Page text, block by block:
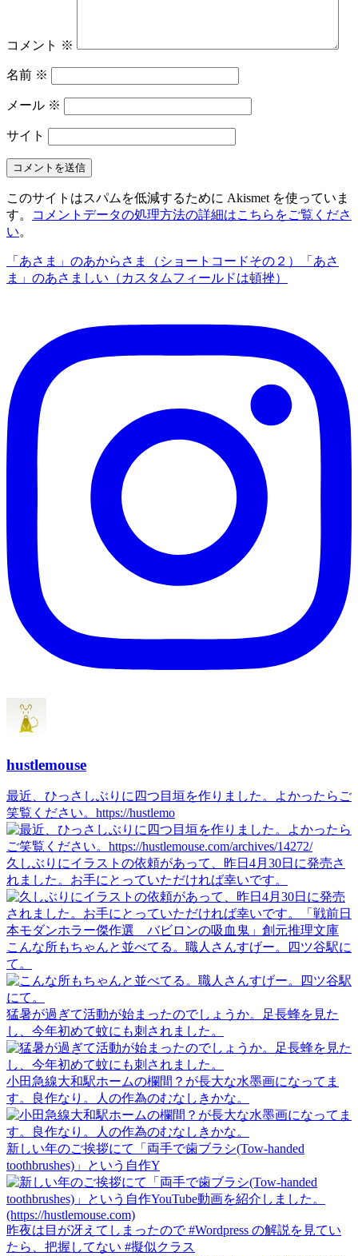
コメント ※
名前 ※
メール ※
サイト
このサイトはスパムを低減するために Akismet を使っていま
す。
コメントデータの処理方法の詳細はこちらをご覧くださ
い。
「あさま」のあからさま（ショートコードその２）
「あさ
ま」のあさましい（カスタムフィールドは頓挫）
hustlemouse
最近、ひっさしぶりに四つ目垣を作りました。よかったらご
笑覧ください。https://hustlemo
久しぶりにイラストの依頼があって、昨日4月30日に発売さ
れました。お手にとっていただければ幸いです。
こんな所もちゃんと並べてる。職人さんすげー。四ツ谷駅に
て。
猛暑が過ぎて活動が始まったのでしょうか。足長蜂を見た
し、今年初めて蚊にも刺されました。
小田急線大和駅ホームの欄間？が長大な水墨画になってま
す。良作なり。人の作為のむなしきかな。
新しい年のご挨拶にて「両手で歯ブラシ(Tow-handed
toothbrushes)」という自作Y
昨夜は目が冴えてしまったので #Wordpress の解説を見てい
たら、把握してない #擬似クラス